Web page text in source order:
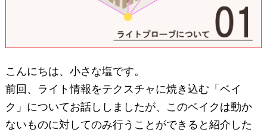
こんにちは、小さな塩です。
前回、ライト情報をテクスチャに焼き込む「ベイ
ク」についてお話ししましたが、このベイクは動か
ないものに対してのみ行うことができると紹介した